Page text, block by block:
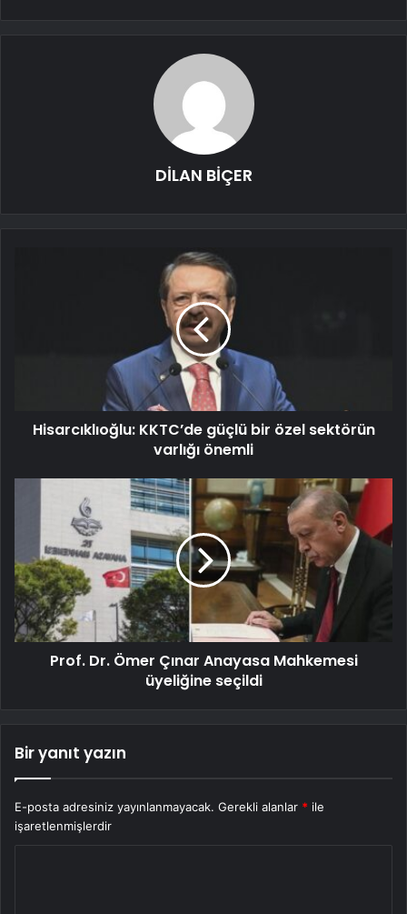
DİLAN BİÇER
Hisarcıklıoğlu: KKTC’de güçlü bir özel sektörün
varlığı önemli
Prof. Dr. Ömer Çınar Anayasa Mahkemesi
üyeliğine seçildi
Bir yanıt yazın
E-posta adresiniz yayınlanmayacak. Gerekli alanlar * ile
işaretlenmişlerdir